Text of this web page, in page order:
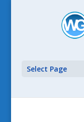
Select Page